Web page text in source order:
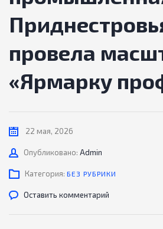
провела
«Ярмарку
22 мая, 2026
Опубликовано: Автор
Admin
Категория: БЕЗ РУБРИКИ
Оставить комментарий